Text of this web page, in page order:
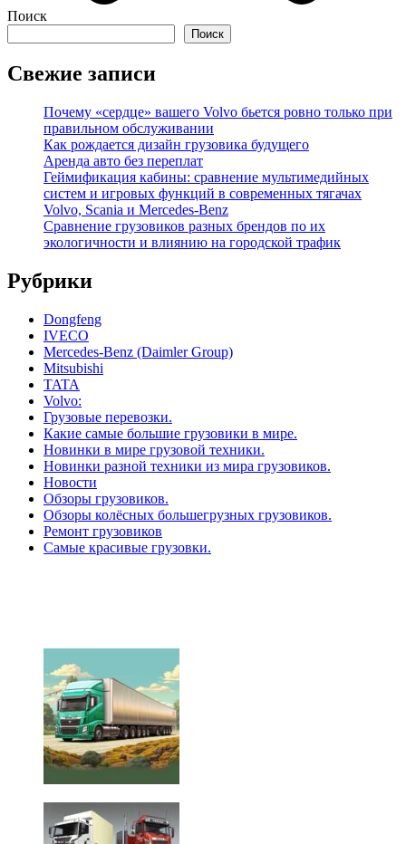
Поиск
Поиск
Свежие записи
Почему «сердце» вашего Volvo бьется ровно только при
правильном обслуживании
Как рождается дизайн грузовика будущего
Аренда авто без переплат
Геймификация кабины: сравнение мультимедийных
систем и игровых функций в современных тягачах
Volvo, Scania и Mercedes-Benz
Сравнение грузовиков разных брендов по их
экологичности и влиянию на городской трафик
Рубрики
Dongfeng
IVECO
Mercedes-Benz (Daimler Group)
Mitsubishi
TATA
Volvo:
Грузовые перевозки.
Какие самые большие грузовики в мире.
Новинки в мире грузовой техники.
Новинки разной техники из мира грузовиков.
Новости
Обзоры грузовиков.
Обзоры колёсных большегрузных грузовиков.
Ремонт грузовиков
Самые красивые грузовки.